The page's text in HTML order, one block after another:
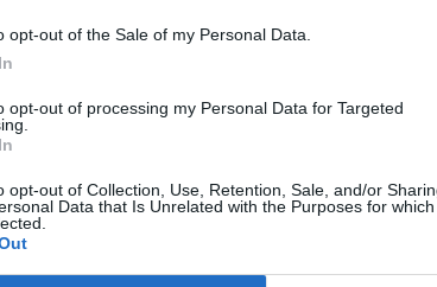
opt-out of the Sale of my Personal Data.
opt-out of processing my Personal Data for Targeted
opt-out of Collection, Use, Retention, Sale, and/or
Data that Is Unrelated with the Purposes for
portfolio.hu hírarchívumához tartozik, melynek
cikkarchívum
elmúlt 2 év napon belüli
Előfizetés